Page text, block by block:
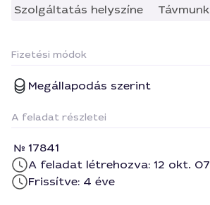
Szolgáltatás helyszíne
Fizetési módok
Megállapodás szerint
A feladat részletei
17841
A feladat létrehozva: 12 okt.
Frissítve: 4 éve